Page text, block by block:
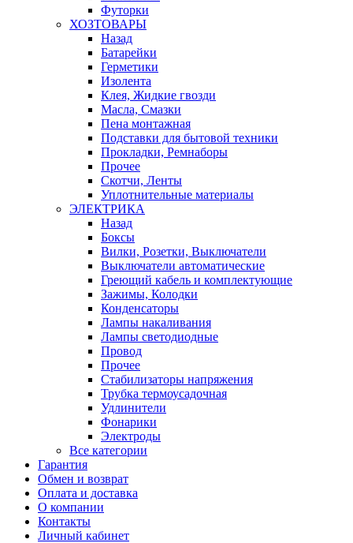
Футорки
ХОЗТОВАРЫ
Назад
Батарейки
Герметики
Изолента
Клея, Жидкие гвозди
Масла, Смазки
Пена монтажная
Подставки для бытовой техники
Прокладки, Ремнаборы
Прочее
Скотчи, Ленты
Уплотнительные материалы
ЭЛЕКТРИКА
Назад
Боксы
Вилки, Розетки, Выключатели
Выключатели автоматические
Греющий кабель и комплектующие
Зажимы, Колодки
Конденсаторы
Лампы накаливания
Лампы светодиодные
Провод
Прочее
Стабилизаторы напряжения
Трубка термоусадочная
Удлинители
Фонарики
Электроды
Все категории
Гарантия
Обмен и возврат
Оплата и доставка
О компании
Контакты
Личный кабинет